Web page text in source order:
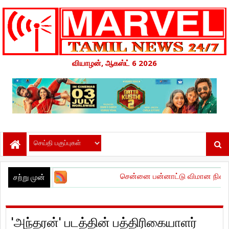
வியாழன், ஆகஸ்ட் 6 2026
சற்று முன் சென்னை பன்னாட்டு விமான நிலையத்தில்
'அந்தரன்' படத்தின் பத்திரிகையாளர்